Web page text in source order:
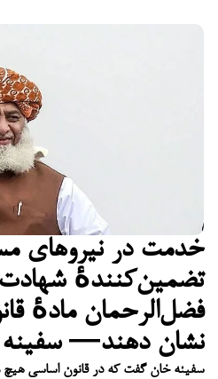
خدمت در نیروهای
تضمین‌کنندهٔ شهادت
فضل‌الرحمان مادهٔ
نشان دهند—
سفینه خان گفت که در قانون اساسی هیچ